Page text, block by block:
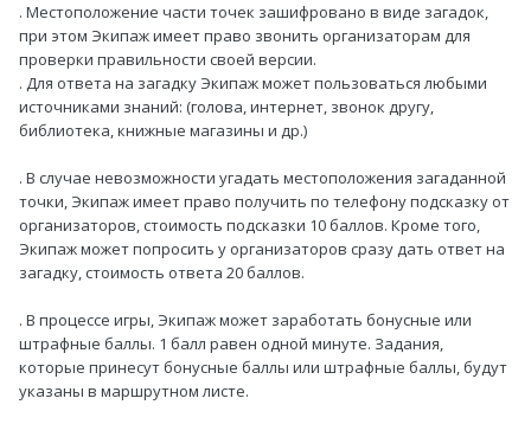
. Местоположение части точек зашифровано в виде загадок,
при этом Экипаж имеет право звонить организаторам для
проверки правильности своей версии.
. Для ответа на загадку Экипаж может пользоваться любыми
источниками знаний: (голова, интернет, звонок другу,
библиотека, книжные магазины и др.)
. В случае невозможности угадать местоположения загаданной
точки, Экипаж имеет право получить по телефону подсказку от
организаторов, стоимость подсказки 10 баллов. Кроме того,
Экипаж может попросить у организаторов сразу дать ответ на
загадку, стоимость ответа 20 баллов.
. В процессе игры, Экипаж может заработать бонусные или
штрафные баллы. 1 балл равен одной минуте. Задания,
которые принесут бонусные баллы или штрафные баллы, будут
указаны в маршрутном листе.